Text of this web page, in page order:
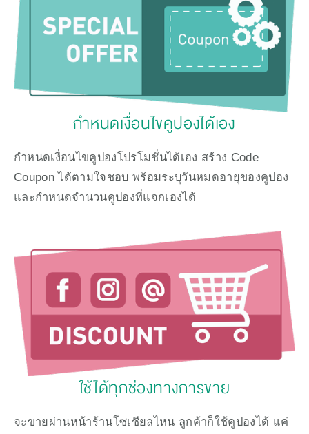
กำหนดเงื่อนไขคูปองได้เอง
กำหนดเงื่อนไขคูปองโปรโมชั่นได้เอง สร้าง Code
Coupon ได้ตามใจชอบ พร้อมระบุวันหมดอายุของคูปอง
และกำหนดจำนวนคูปองที่แจกเองได้
ใช้ได้ทุกช่องทางการขาย
จะขายผ่านหน้าร้านโซเชียลไหน ลูกค้าก็ใช้คูปองได้ แค่